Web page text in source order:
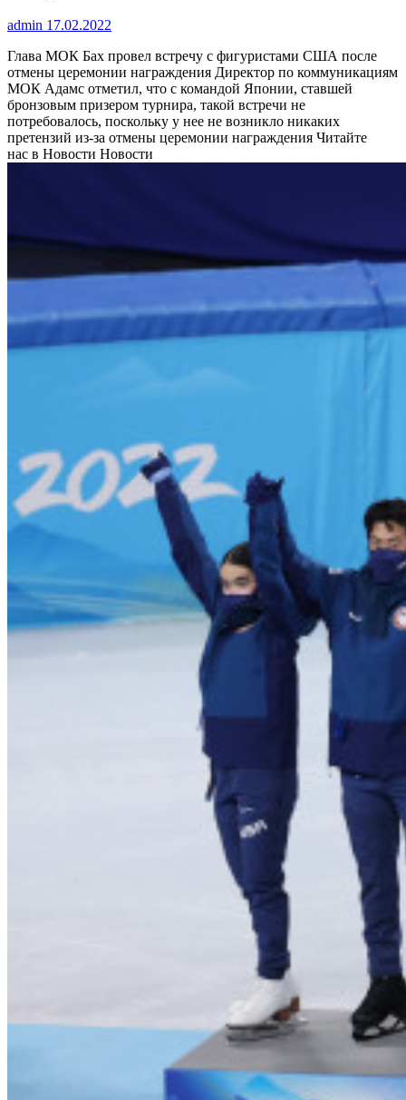
admin 17.02.2022
Глава МОК Бах провел встречу с фигуристами США после
отмены церемонии награждения Директор по коммуникациям
МОК Адамс отметил, что с командой Японии, ставшей
бронзовым призером турнира, такой встречи не
потребовалось, поскольку у нее не возникло никаких
претензий из-за отмены церемонии награждения Читайте
нас в Новости Новости